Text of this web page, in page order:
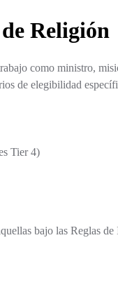
Religión
como ministro,
de elegibilidad
Tier 4)
bajo las Reglas